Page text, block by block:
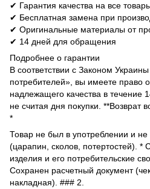
✔ Гарантия качества на все
✔ Бесплатная замена при
✔ Оригинальные материалы от
✔ 14 дней для обращения
Подробнее о гарантии
В соответствии с Законом
потребителей», вы имеете право
надлежащего качества в течение
не считая дня покупки. **Возврат
*
Товар не был в употреблении и не
(царапин, сколов, потертостей). *
изделия и его потребительские
Сохранен расчетный документ
накладная). ### 2.